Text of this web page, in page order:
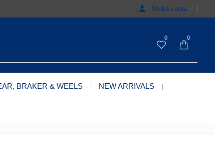
Minha conta
0 0
BRAKER & WEELS NEW ARRIVALS